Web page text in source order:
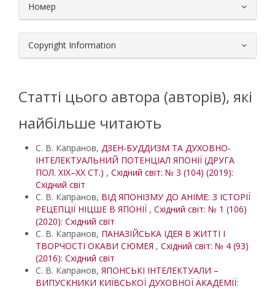
Номер
Copyright Information
Статті цього автора (авторів), які
найбільше читають
С. В. Капранов, ДЗЕН-БУДДИЗМ ТА ДУХОВНО-
ІНТЕЛЕКТУАЛЬНИЙ ПОТЕНЦІАЛ ЯПОНІЇ (ДРУГА
ПОЛ. ХІХ–ХХ СТ.) , Східний світ: № 3 (104) (2019):
Східний світ
С. В. Капранов, ВІД ЯПОНІЗМУ ДО АНІМЕ: З ІСТОРІЇ
РЕЦЕПЦІЇ НІЦШЕ В ЯПОНІЇ , Східний світ: № 1 (106)
(2020): Східний світ
С. В. Капранов, ПАНАЗІЙСЬКА ІДЕЯ В ЖИТТІ І
ТВОРЧОСТІ ОКАВИ СЮМЕЯ , Східний світ: № 4 (93)
(2016): Східний світ
С. В. Капранов, ЯПОНСЬКІ ІНТЕЛЕКТУАЛИ –
ВИПУСКНИКИ КИЇВСЬКОЇ ДУХОВНОЇ АКАДЕМІЇ: